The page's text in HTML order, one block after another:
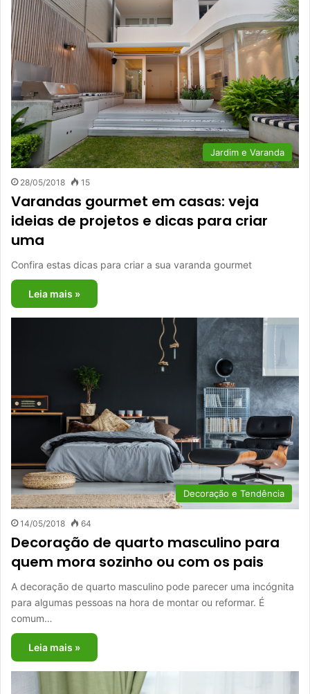
Jardim e Varanda
28/05/2018 15
Varandas gourmet em casas: veja
ideias de projetos e dicas para criar
uma
Confira estas dicas para criar a sua varanda gourmet
Leia mais »
Decoração e Tendência
14/05/2018 64
Decoração de quarto masculino para
quem mora sozinho ou com os pais
A decoração de quarto masculino pode parecer uma incógnita
para algumas pessoas na hora de montar ou reformar. É
comum…
Leia mais »